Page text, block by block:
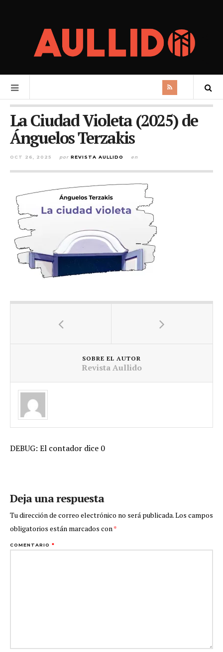
La Ciudad Violeta (2025) de
Ánguelos Terzakis
OCT 26, 2025 por REVISTA AULLIDO en
SOBRE EL AUTOR
Revista Aullido
DEBUG: El contador dice 0
Deja una respuesta
Tu dirección de correo electrónico no será publicada.Los campos
obligatorios están marcados con*
COMENTARIO *